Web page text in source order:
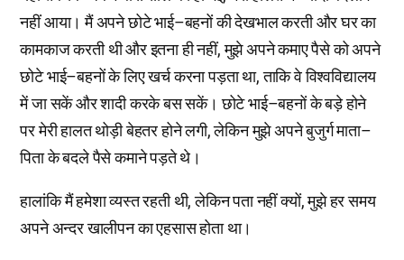
नहीं आया। मैं अपने छोटे भाई–बहनों की देखभाल करती और घर का
कामकाज करती थी और इतना ही नहीं, मुझे अपने कमाए पैसे को अपने
छोटे भाई–बहनों के लिए खर्च करना पड़ता था, ताकि वे विश्वविद्यालय
में जा सकें और शादी करके बस सकें। छोटे भाई–बहनों के बड़े होने
पर मेरी हालत थोड़ी बेहतर होने लगी, लेकिन मुझे अपने बुजुर्ग माता–
पिता के बदले पैसे कमाने पड़ते थे।
हालांकि मैं हमेशा व्यस्त रहती थी, लेकिन पता नहीं क्यों, मुझे हर समय
अपने अन्दर खालीपन का एहसास होता था।